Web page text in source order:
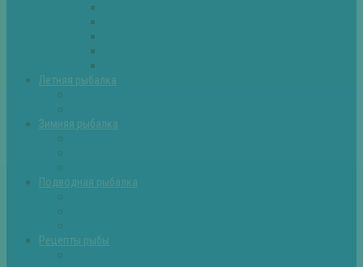
Летняя рыбалка
Зимняя рыбалка
Подводная рыбалка
Рецепты рыбы